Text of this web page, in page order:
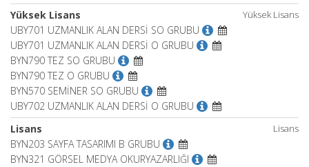
Yüksek Lisans
Yüksek Lisans
UBY701 UZMANLIK ALAN DERSİ SO GRUBU
UBY701 UZMANLIK ALAN DERSİ O GRUBU
BYN790 TEZ SO GRUBU
BYN790 TEZ O GRUBU
BYN570 SEMİNER SO GRUBU
UBY702 UZMANLIK ALAN DERSİ O GRUBU
Lisans
Lisans
BYN203 SAYFA TASARIMI B GRUBU
BYN321 GÖRSEL MEDYA OKURYAZARLIĞI